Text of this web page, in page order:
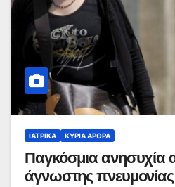
ΙΑΤΡΙΚΆ ΚΥΡΙΑ ΑΡΘΡΑ
Παγκόσμια ανησυχία
άγνωστης πνευμονίας